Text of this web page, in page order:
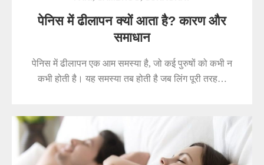
पेनिस में ढीलापन क्यों आता है? कारण और
समाधान
पेनिस में ढीलापन एक आम समस्या है, जो कई पुरुषों को कभी न
कभी होती है। यह समस्या तब होती है जब लिंग पूरी तरह…